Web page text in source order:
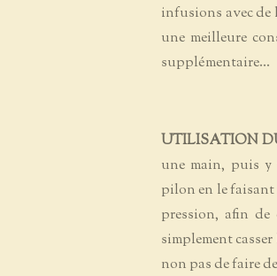
infusions avec de
une meilleure
supplémentaire...
UTILISATION
une main, puis
pilon en le
pression, afin de
simplement
non pas de faire